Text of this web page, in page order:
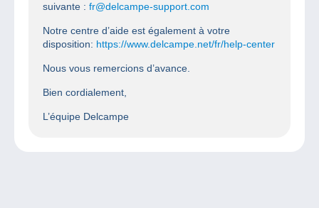
suivante : fr@delcampe-support.com
Notre centre d’aide est également à votre
disposition: https://www.delcampe.net/fr/help-center
Nous vous remercions d’avance.
Bien cordialement,
L’équipe Delcampe